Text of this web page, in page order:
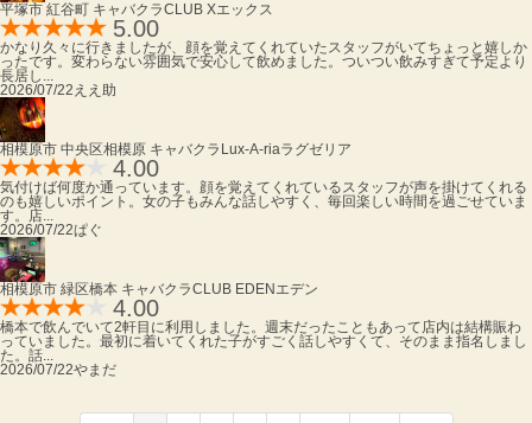
平塚市 紅谷町 キャバクラCLUB Xエックス
5.00
かなり久々に行きましたが、顔を覚えてくれていたスタッフがいてちょっと嬉しか
ったです。変わらない雰囲気で安心して飲めました。ついつい飲みすぎて予定より
長居し...
2026/07/22 ええ助
相模原市 中央区相模原 キャバクラ Lux-A-riaラグゼリア
4.00
気付けば何度か通っています。顔を覚えてくれているスタッフが声を掛けてくれる
のも嬉しいポイント。女の子もみんな話しやすく、毎回楽しい時間を過ごせていま
す。店...
2026/07/22ぱぐ
相模原市 緑区橋本 キャバクラCLUB EDEN エデン
4.00
橋本で飲んでいて2軒目に利用しました。週末だったこともあって店内は結構賑わ
っていました。最初に着いてくれた子がすごく話しやすくて、そのまま指名しまし
た。話...
2026/07/22やまだ